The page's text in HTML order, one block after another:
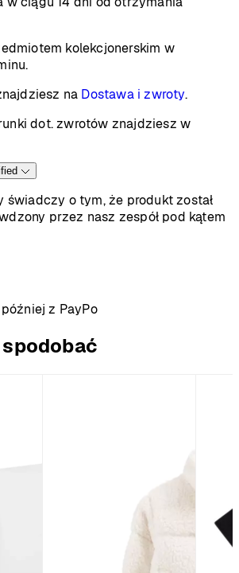
kolekcjonerskim w
na Dostawa i zwroty.
dot. zwrotów znajdziesz w
świadczy o tym, że produkt został
przez nasz zespół pod kątem
z PayPo